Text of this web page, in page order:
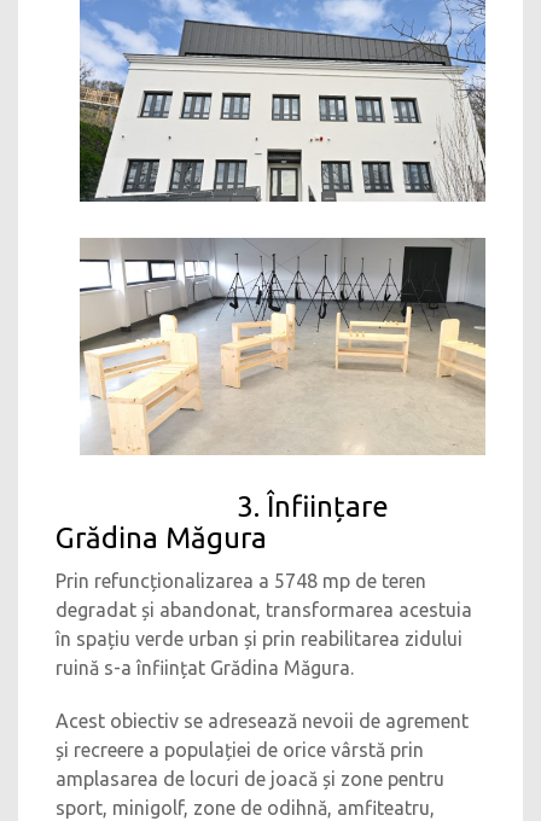
3. Înființare
Grădina Măgura
Prin refuncționalizarea a 5748 mp de teren
degradat și abandonat, transformarea acestuia
în spațiu verde urban și prin reabilitarea zidului
ruină s-a înființat Grădina Măgura.
Acest obiectiv se adresează nevoii de agrement
și recreere a populației de orice vârstă prin
amplasarea de locuri de joacă și zone pentru
sport, minigolf, zone de odihnă, amfiteatru,